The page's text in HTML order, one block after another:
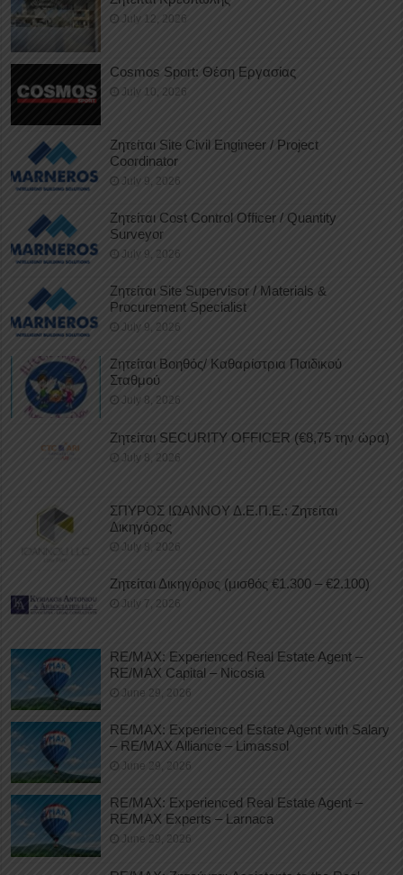
July 12, 2026
Cosmos Sport: Θέση Εργασίας
July 10, 2026
Ζητείται Site Civil Engineer / Project
Coordinator
July 9, 2026
Ζητείται Cost Control Officer / Quantity
Surveyor
July 9, 2026
Ζητείται Site Supervisor / Materials &
Procurement Specialist
July 9, 2026
Ζητείται Βοηθός/ Καθαρίστρια Παιδικού
Σταθμού
July 8, 2026
Ζητείται SECURITY OFFICER (€8,75 την ώρα)
July 8, 2026
ΣΠΥΡΟΣ ΙΩΑΝΝΟΥ Δ.Ε.Π.Ε.: Ζητείται
Δικηγόρος
July 8, 2026
Ζητείται Δικηγόρος (μισθός €1.300 – €2.100)
July 7, 2026
RE/MAX: Experienced Real Estate Agent –
RE/MAX Capital – Nicosia
June 29, 2026
RE/MAX: Experienced Estate Agent with Salary
– RE/MAX Alliance – Limassol
June 29, 2026
RE/MAX: Experienced Real Estate Agent –
RE/MAX Experts – Larnaca
June 29, 2026